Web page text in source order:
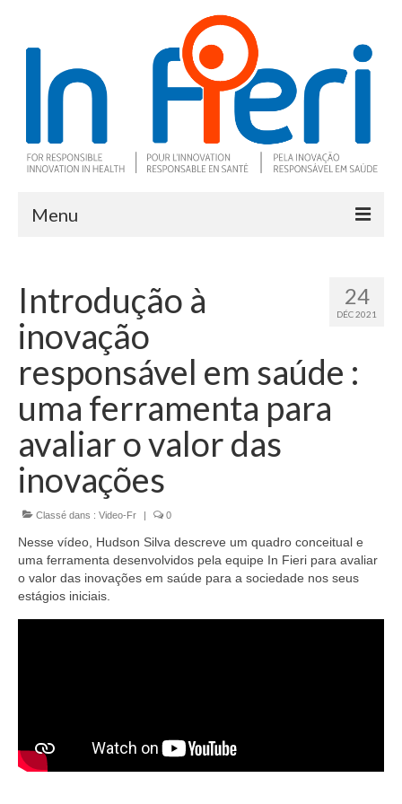
Menu
Ce qu’est l’IRS
Deux outils clés
Programme de recherche
Équipe
Publications
Vidéos
English
24
DÉC 2021
Introdução à
inovação
responsável em saúde :
uma ferramenta para
avaliar o valor das
inovações
Classé dans : Video-Fr | 0
Nesse vídeo, Hudson Silva descreve um quadro conceitual e
uma ferramenta desenvolvidos pela equipe In Fieri para avaliar
o valor das inovações em saúde para a sociedade nos seus
estágios iniciais.